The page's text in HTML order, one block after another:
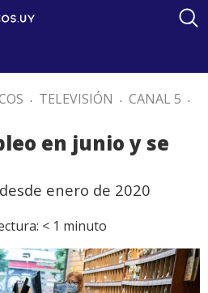
. TELEVISIÓN . CANAL 5 .
en junio y se
enero de 2020
< 1 minuto